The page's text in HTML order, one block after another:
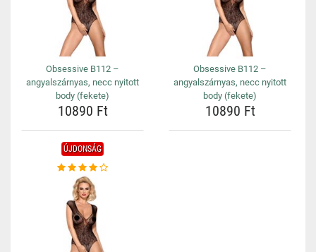
Obsessive B112 –
angyalszárnyas, necc nyitott
body (fekete)
10890 Ft
Obsessive B112 –
angyalszárnyas, necc nyitott
body (fekete)
10890 Ft
ÚJDONSÁG